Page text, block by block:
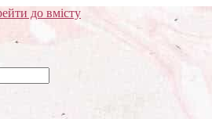
до вмісту